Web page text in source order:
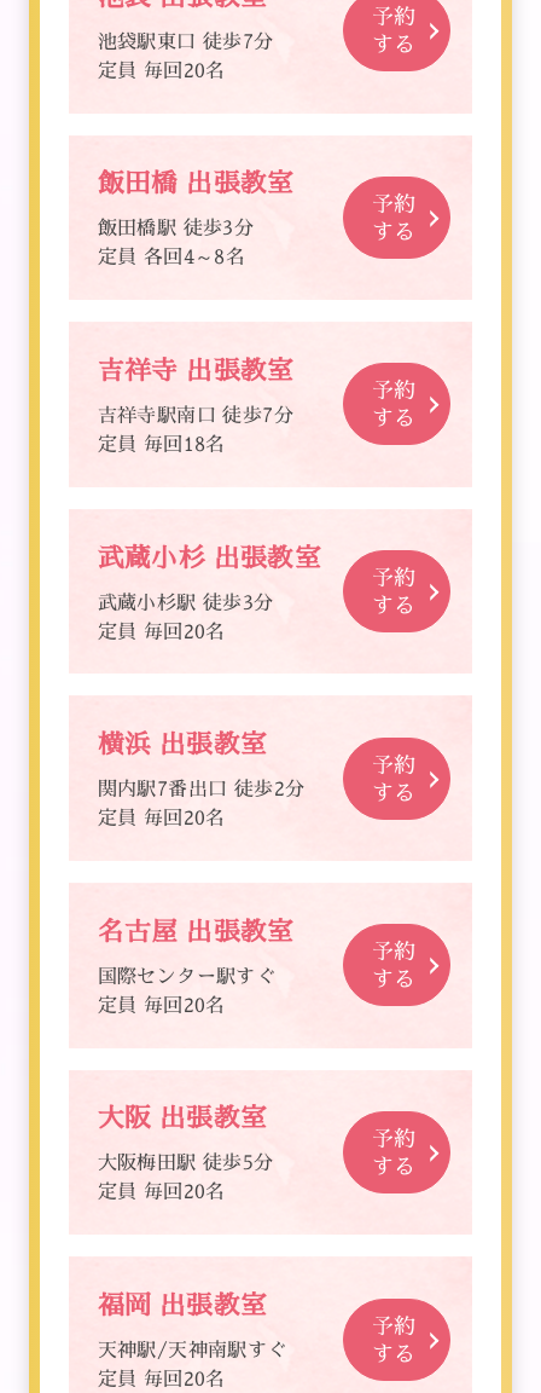
池袋駅東口 徒歩7分
定員 毎回20名
予約
する
飯田橋 出張教室
飯田橋駅 徒歩3分
定員 各回4～8名
予約
する
吉祥寺 出張教室
吉祥寺駅南口 徒歩7分
定員 毎回18名
予約
する
武蔵小杉 出張教室
武蔵小杉駅 徒歩3分
定員 毎回20名
予約
する
横浜 出張教室
関内駅7番出口 徒歩2分
定員 毎回20名
予約
する
名古屋 出張教室
国際センター駅すぐ
定員 毎回20名
予約
する
大阪 出張教室
大阪梅田駅 徒歩5分
定員 毎回20名
予約
する
福岡 出張教室
天神駅/天神南駅すぐ
定員 毎回20名
予約
する